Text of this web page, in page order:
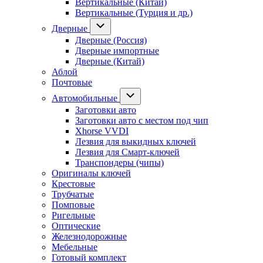
Вертикальные (Турция и др.)
Дверные
Дверные (Россия)
Дверные импортные
Дверные (Китай)
Аблой
Почтовые
Автомобильные
Заготовки авто
Заготовки авто с местом под чип
Xhorse VVDI
Лезвия для выкидных ключей
Лезвия для Смарт-ключей
Транспондеры (чипы)
Оригиналы ключей
Крестовые
Трубчатые
Помповые
Ригельные
Оптические
Железнодорожные
Мебельные
Готовый комплект